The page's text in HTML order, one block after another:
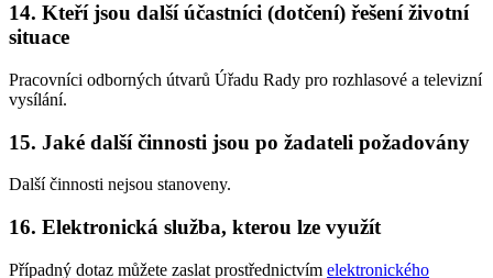
14. Kteří jsou další účastníci (dotčení) řešení životní
situace
Pracovníci odborných útvarů Úřadu Rady pro rozhlasové a televizní
vysílání.
15. Jaké další činnosti jsou po žadateli požadovány
Další činnosti nejsou stanoveny.
16. Elektronická služba, kterou lze využít
Případný dotaz můžete zaslat prostřednictvím elektronického